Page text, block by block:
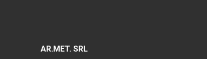
AR.MET. SRL